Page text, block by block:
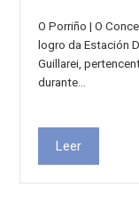
O Porriño | O
logro da Estación
Guillarei,
durante…
Leer